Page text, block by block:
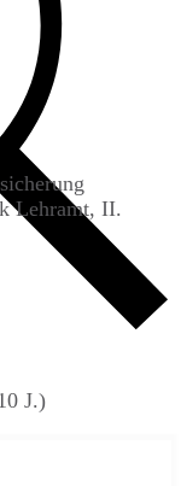
Lehramt, II.
J.)